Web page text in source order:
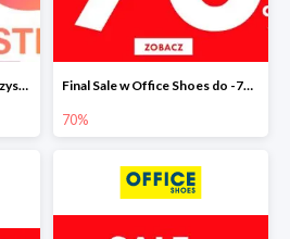
Office weekend -20% na wszystko Final Sale w Office Shoes do -70%
70%